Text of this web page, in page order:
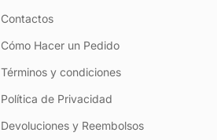
Contactos
Cómo Hacer un Pedido
Términos y condiciones
Política de Privacidad
Devoluciones y Reembolsos